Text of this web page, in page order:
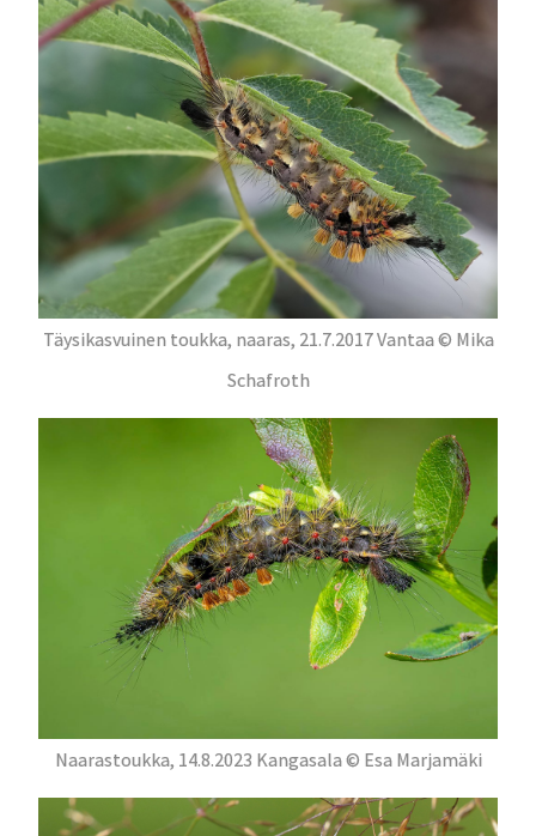
Täysikasvuinen toukka, naaras, 21.7.2017 Vantaa © Mika
Schafroth
Naarastoukka, 14.8.2023 Kangasala © Esa Marjamäki